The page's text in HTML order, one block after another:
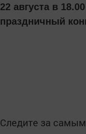
22 августа в
праздничный
Следите за